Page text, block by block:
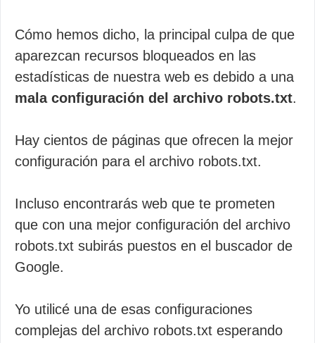
Cómo hemos dicho, la principal culpa de que
aparezcan recursos bloqueados en las
estadísticas de nuestra web es debido a una
mala configuración del archivo robots.txt.
Hay cientos de páginas que ofrecen la mejor
configuración para el archivo robots.txt.
Incluso encontrarás web que te prometen
que con una mejor configuración del archivo
robots.txt subirás puestos en el buscador de
Google.
Yo utilicé una de esas configuraciones
complejas del archivo robots.txt esperando